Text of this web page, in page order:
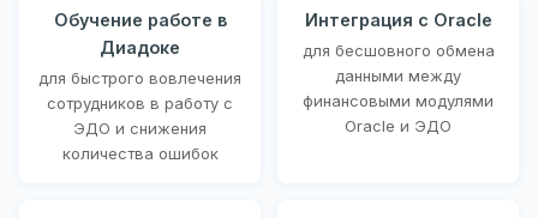
Обучение работе в
Диадоке
для быстрого вовлечения
сотрудников в работу с
ЭДО и снижения
количества ошибок
Интеграция с Oracle
для бесшовного обмена
данными между
финансовыми модулями
Oracle и ЭДО